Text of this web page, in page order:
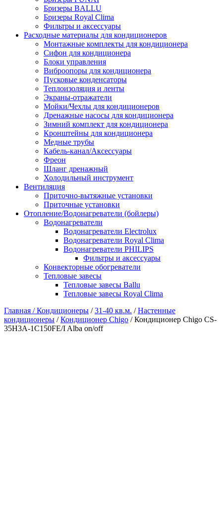
Бризеры BALLU
Бризеры Royal Clima
Фильтры и аксессуары
Расходные материалы для кондиционеров
Монтажные комплекты для кондиционера
Сифон для кондиционера
Блоки управления
Виброопоры для кондиционера
Пусковые конденсаторы
Теплоизоляция и ленты
Экраны-отражатели
Мойки/Чехлы для кондиционеров
Дренажные насосы для кондиционера
Зимний комплект для кондиционера
Кронштейны для кондиционера
Медные трубы
Кабель-канал/Аксессуары
Фреон
Шланг дренажный
Холодильный инструмент
Вентиляция
Приточно-вытяжные установки
Приточные установки
Отопление/Водонагреватели (бойлеры)
Водонагреватели
Водонагреватели Electrolux
Водонагреватели Royal Clima
Водонагреватели PHILIPS
Фильтры и аксессуары
Конвекторные обогреватели
Тепловые завесы
Тепловые завесы Ballu
Тепловые завесы Royal Clima
Главная /Кондиционеры /31-40 кв.м. /Настенные
кондиционеры /Кондиционер Chigo / Кондиционер Chigo CS-
35H3A-1C150FE/I Alba on/off